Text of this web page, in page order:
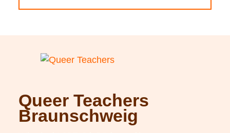
Queer Teachers
Braunschweig